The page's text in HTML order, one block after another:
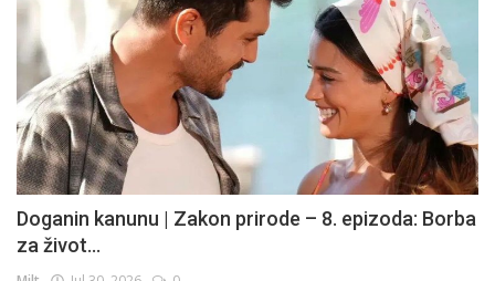
Doganin kanunu | Zakon prirode – 8. epizoda: Borba
za život...